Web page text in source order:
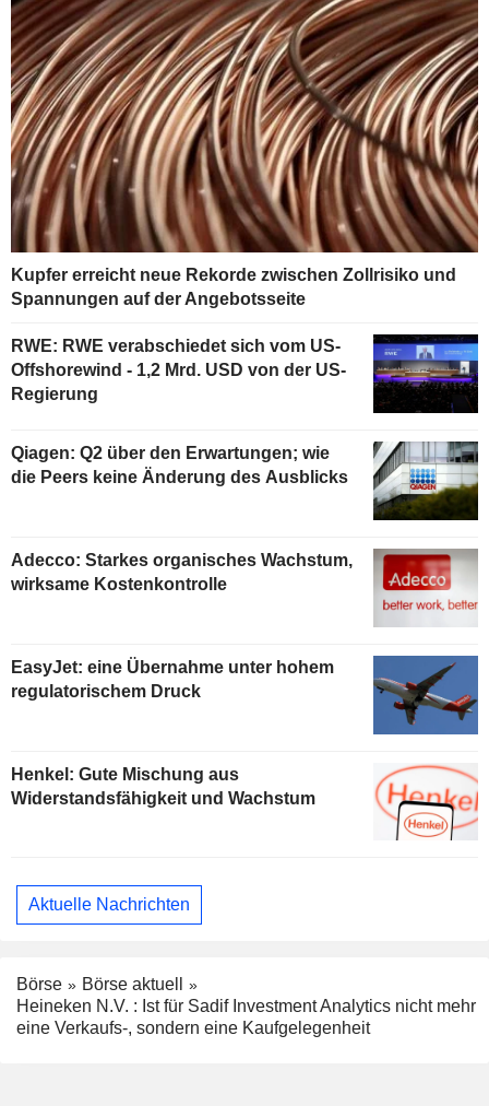
Kupfer erreicht neue Rekorde zwischen Zollrisiko und
Spannungen auf der Angebotsseite
RWE: RWE verabschiedet sich vom US-
Offshorewind - 1,2 Mrd. USD von der US-
Regierung
Qiagen: Q2 über den Erwartungen; wie
die Peers keine Änderung des Ausblicks
Adecco: Starkes organisches Wachstum,
wirksame Kostenkontrolle
EasyJet: eine Übernahme unter hohem
regulatorischem Druck
Henkel: Gute Mischung aus
Widerstandsfähigkeit und Wachstum
Aktuelle Nachrichten
Börse
Börse aktuell
Heineken N.V. : Ist für Sadif Investment Analytics nicht mehr
eine Verkaufs-, sondern eine Kaufgelegenheit